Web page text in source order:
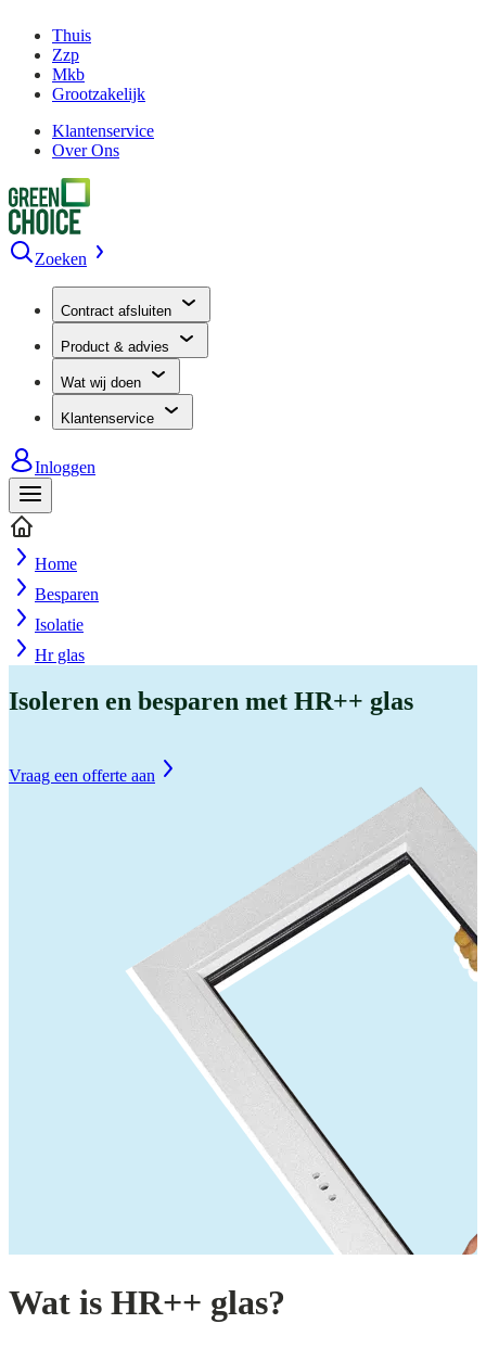
Thuis
Zzp
Mkb
Grootzakelijk
Klantenservice
Over Ons
Zoeken
Contract afsluiten
Product & advies
Wat wij doen
Klantenservice
Inloggen
Home
Besparen
Isolatie
Hr glas
Isoleren en besparen met HR++ glas
Vraag een offerte aan
Wat is HR++ glas?